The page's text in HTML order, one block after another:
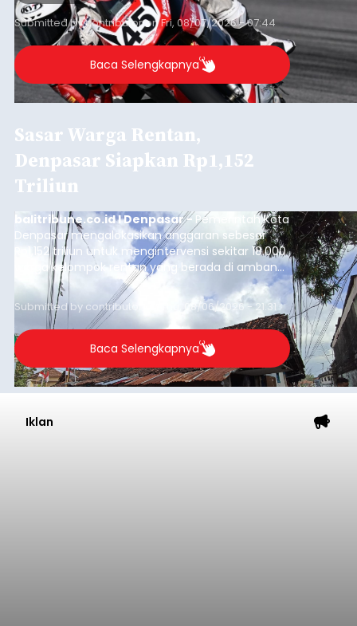
Submitted bycontributoronFri, 08/07/2026 - 07:44
Baca Selengkapnya
Sasar Warga Rentan,
Denpasar Siapkan Rp1,152
Triliun
balitribune.co.id I Denpasar - Pemerintah Kota
Denpasar mengalokasikan anggaran sebesar
Rp1,152 triliun untuk mengintervensi sekitar 18.000
warga kelompok rentan yang berada di ambang
garis kemiskinan. Langkah strategis ini diambil
guna menjaga masyarakat yang berada pada
kelompok desil 5 dan 6 tersebut agar tidak
merosot ke kategori miskin.
Submitted by contributor Thu, 08/06/2026 - 21:31
Baca Selengkapnya
Iklan